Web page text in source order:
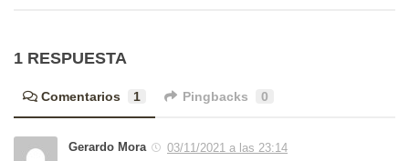
1 RESPUESTA
Comentarios 1 Pingbacks 0
Gerardo Mora 03/11/2021 a las 23:14